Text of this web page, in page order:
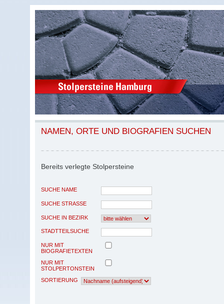
NAMEN, ORTE UND BIOGRAFIEN SUCHEN
Bereits verlegte Stolpersteine
SUCHE NAME
SUCHE STRASSE
SUCHE IN BEZIRK
STADTTEILSUCHE
NUR MIT
BIOGRAFIETEXTEN
NUR MIT
STOLPERTONSTEIN
SORTIERUNG